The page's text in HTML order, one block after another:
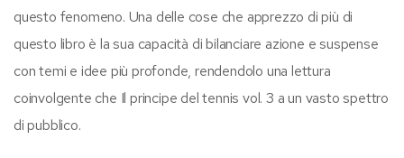
questo fenomeno. Una delle cose che apprezzo di più di
questo libro è la sua capacità di bilanciare azione e suspense
con temi e idee più profonde, rendendolo una lettura
coinvolgente che Il principe del tennis vol. 3 a un vasto spettro
di pubblico.